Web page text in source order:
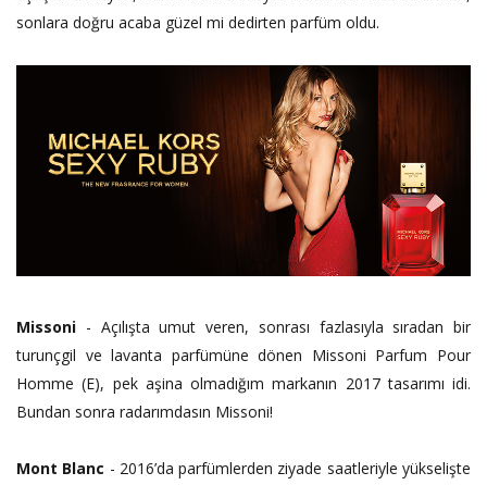
sonlara doğru acaba güzel mi dedirten parfüm oldu.
Missoni - Açılışta umut veren, sonrası fazlasıyla sıradan bir
turunçgil ve lavanta parfümüne dönen Missoni Parfum Pour
Homme (E), pek aşina olmadığım markanın 2017 tasarımı idi.
Bundan sonra radarımdasın Missoni!
Mont Blanc - 2016’da parfümlerden ziyade saatleriyle yükselişte